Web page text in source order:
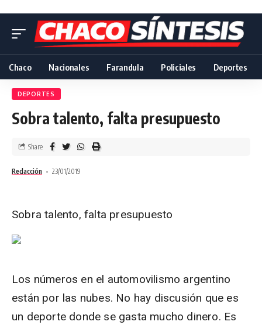
Chaco Nacionales Farandula Policiales Deportes
DEPORTES
Sobra talento, falta presupuesto
Redacción 23/01/2019
Share
Sobra talento, falta presupuesto
Los números en el automovilismo argentino
están por las nubes. No hay discusión que es
un deporte donde se gasta mucho dinero. Es